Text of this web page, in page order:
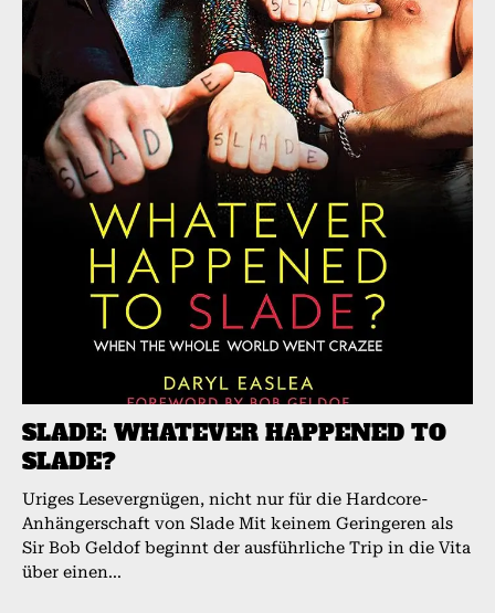
SLADE: WHATEVER HAPPENED TO
SLADE?
Uriges Lesevergnügen, nicht nur für die Hardcore-
Anhängerschaft von Slade Mit keinem Geringeren als
Sir Bob Geldof beginnt der ausführliche Trip in die Vita
über einen...